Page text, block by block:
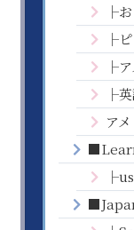
├
├
├
├
ア